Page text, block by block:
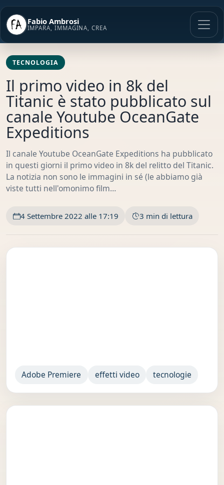
Vai
contenuto
Fabio Ambrosi
IMPARA, IMMAGINA, CREA
TECNOLOGIA
Il primo video in 8k del
Titanic è stato pubblicato sul
canale Youtube OceanGate
Expeditions
Il canale Youtube OceanGate Expeditions ha pubblicato
in questi giorni il primo video in 8k del relitto del Titanic.
La notizia non sono le immagini in sé (le abbiamo già
viste tutti nell'omonimo film…
4 Settembre 2022 alle 17:19 3 min di lettura
Adobe Premiere effetti video tecnologie